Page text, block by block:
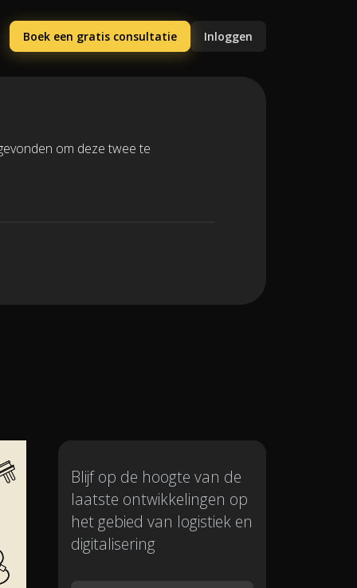
Boek een gratis consultatie Inloggen
om deze twee te
Blijf op de hoogte van de
laatste ontwikkelingen op
het gebied van logistiek en
digitalisering